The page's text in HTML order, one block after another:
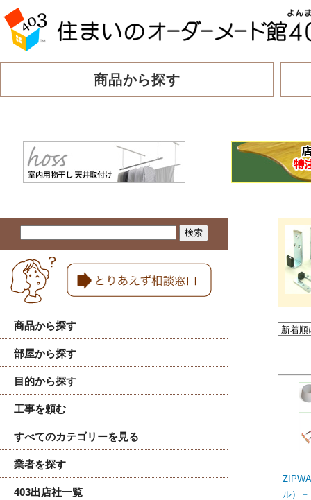
商品から探す
商品から探す
部屋から探す
目的から探す
工事を頼む
すべてのカテゴリーを見る
業者を探す
403出店社一覧
ル）